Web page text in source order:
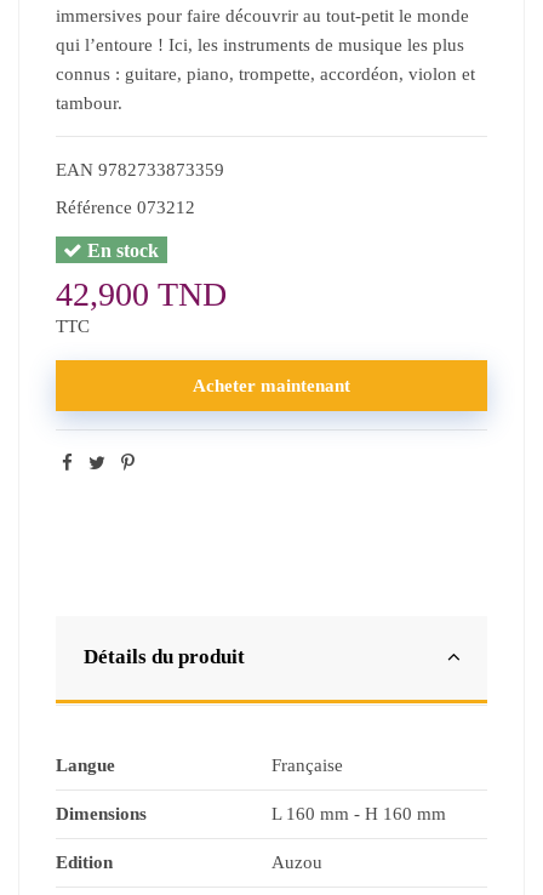
immersives pour faire découvrir au tout-petit le monde
qui l’entoure ! Ici, les instruments de musique les plus
connus : guitare, piano, trompette, accordéon, violon et
tambour.
EAN 9782733873359
Référence 073212
En stock
42,900 TND
TTC
Acheter maintenant
Détails du produit
Langue Française
Dimensions L 160 mm - H 160 mm
Edition Auzou